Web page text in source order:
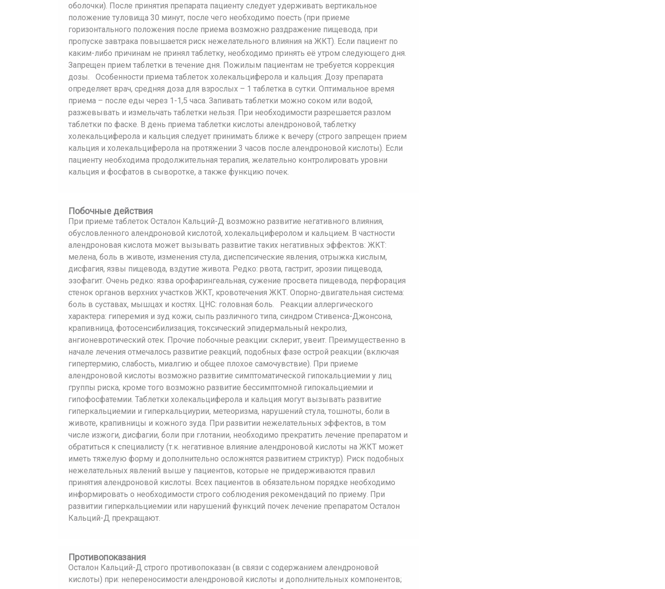
оболочки). После принятия препарата пациенту следует удерживать вертикальное
положение туловища 30 минут, после чего необходимо поесть (при приеме
горизонтального положения после приема возможно раздражение пищевода, при
пропуске завтрака повышается риск нежелательного влияния на ЖКТ). Если пациент по
каким-либо причинам не принял таблетку, необходимо принять её утром следующего дня.
Запрещен прием таблетки в течение дня. Пожилым пациентам не требуется коррекция
дозы. Особенности приема таблеток холекальциферола и кальция: Дозу препарата
определяет врач, средняя доза для взрослых – 1 таблетка в сутки. Оптимальное время
приема – после еды через 1-1,5 часа. Запивать таблетки можно соком или водой,
разжевывать и измельчать таблетки нельзя. При необходимости разрешается разлом
таблетки по фаске. В день приема таблетки кислоты алендроновой, таблетку
холекальциферола и кальция следует принимать ближе к вечеру (строго запрещен прием
кальция и холекальциферола на протяжении 3 часов после алендроновой кислоты). Если
пациенту необходима продолжительная терапия, желательно контролировать уровни
кальция и фосфатов в сыворотке, а также функцию почек.
Побочные действия
При приеме таблеток Осталон Кальций-Д возможно развитие негативного влияния,
обусловленного алендроновой кислотой, холекальциферолом и кальцием. В частности
алендроновая кислота может вызывать развитие таких негативных эффектов: ЖКТ:
мелена, боль в животе, изменения стула, диспепсические явления, отрыжка кислым,
дисфагия, язвы пищевода, вздутие живота. Редко: рвота, гастрит, эрозии пищевода,
эзофагит. Очень редко: язва орофарингеальная, сужение просвета пищевода, перфорация
стенок органов верхних участков ЖКТ, кровотечения ЖКТ. Опорно-двигательная система:
боль в суставах, мышцах и костях. ЦНС: головная боль. Реакции аллергического
характера: гиперемия и зуд кожи, сыпь различного типа, синдром Стивенса-Джонсона,
крапивница, фотосенсибилизация, токсический эпидермальный некролиз,
ангионевротический отек. Прочие побочные реакции: склерит, увеит. Преимущественно в
начале лечения отмечалось развитие реакций, подобных фазе острой реакции (включая
гипертермию, слабость, миалгию и общее плохое самочувствие). При приеме
алендроновой кислоты возможно развитие симптоматической гипокальциемии у лиц
группы риска, кроме того возможно развитие бессимптомной гипокальциемии и
гипофосфатемии. Таблетки холекальциферола и кальция могут вызывать развитие
гиперкальциемии и гиперкальциурии, метеоризма, нарушений стула, тошноты, боли в
животе, крапивницы и кожного зуда. При развитии нежелательных эффектов, в том
числе изжоги, дисфагии, боли при глотании, необходимо прекратить лечение препаратом и
обратиться к специалисту (т.к. негативное влияние алендроновой кислоты на ЖКТ может
иметь тяжелую форму и дополнительно осложнятся развитием стриктур). Риск подобных
нежелательных явлений выше у пациентов, которые не придерживаются правил
принятия алендроновой кислоты. Всех пациентов в обязательном порядке необходимо
информировать о необходимости строго соблюдения рекомендаций по приему. При
развитии гиперкальциемии или нарушений функций почек лечение препаратом Осталон
Кальций-Д прекращают.
Противопоказания
Осталон Кальций-Д строго противопоказан (в связи с содержанием алендроновой
кислоты) при: непереносимости алендроновой кислоты и дополнительных компонентов;